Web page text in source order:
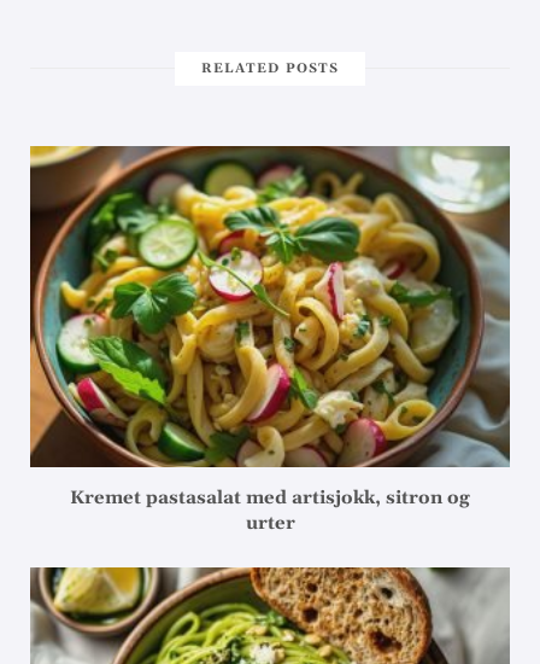
RELATED POSTS
Kremet pastasalat med artisjokk, sitron og
urter